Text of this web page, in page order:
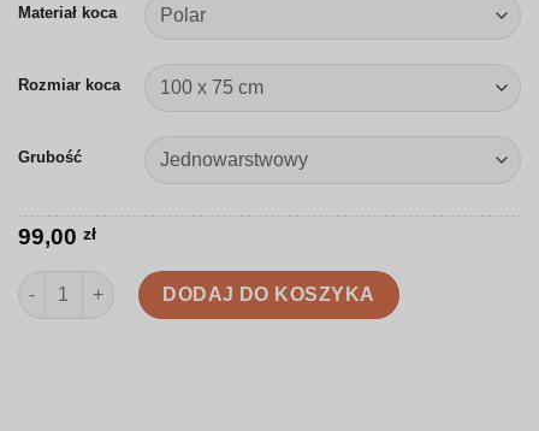
99,00 zł
do
308,00 zł
Materiał koca
Rozmiar koca
Grubość
99,00 zł
ilość Koc | Delikatne kwiaty i motyle w stylu ilustracyjnym |
DODAJ DO KOSZYKA